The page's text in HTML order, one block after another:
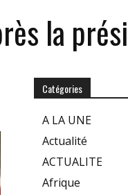
la
Catégories
A LA UNE
Actualité
ACTUALITE
Afrique